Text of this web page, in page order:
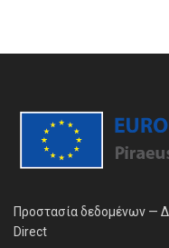
Προστασία δεδομένων —
Direct